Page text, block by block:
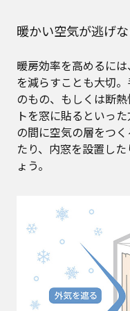
暖かい空気が逃げ
暖房効率を高めるに
を減らすことも大切
のもの、もしくは断
トを窓に貼るといっ
の間に空気の層をつ
たり、内窓を設置し
ょう。